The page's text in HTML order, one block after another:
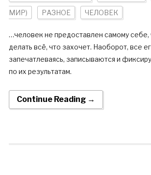
МИР) РАЗНОЕ ЧЕЛОВЕК
…человек не предоставлен самому себе,
делать всё, что захочет. Наоборот, все
запечатлеваясь, записываются и
по их результатам.
Continue Reading →